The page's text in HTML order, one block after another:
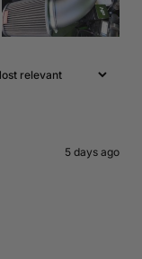
5 days ago